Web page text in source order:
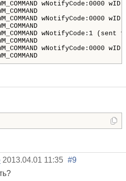
2013.04.01 11:35 #9